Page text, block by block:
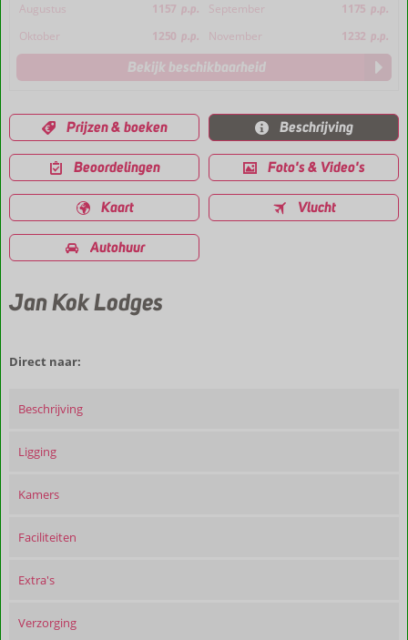
Augustus 1157 p.p. September 1175 p.p.
Oktober
1250 p.p. November 1232 p.p.
Bekijk beschikbaarheid
Prijzen & boeken Beschrijving
Beoordelingen Foto's & Video's
Kaart Vlucht
Autohuur
Jan Kok Lodges
Direct naar:
Beschrijving
Ligging
Kamers
Faciliteiten
Extra's
Verzorging